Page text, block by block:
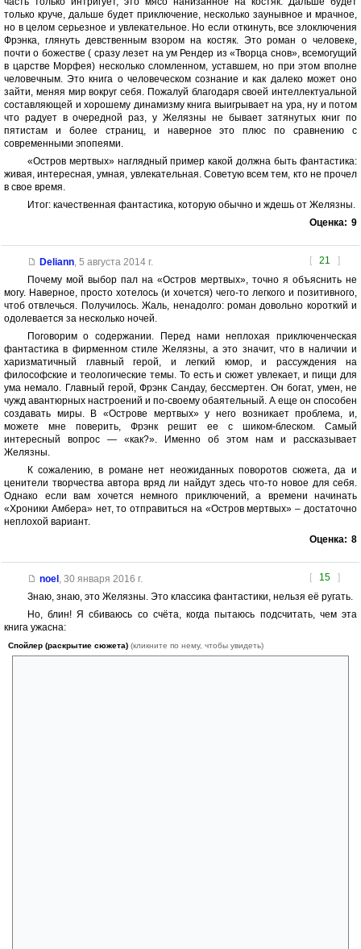
только круче, дальше будет приключение, несколько заунывное и мрачное,
но в целом серьезное и увлекательное. Но если откинуть, все злоключения
Фрэнка, глянуть девственным взором на костяк. Это роман о человеке,
почти о божестве ( сразу лезет на ум Рендер из «Творца снов», всемогущий
в царстве Морфея) несколько сломленном, уставшем, но при этом вполне
человечным. Это книга о человеческом сознание и как далеко может оно
зайти, меняя мир вокруг себя. Пожалуй благодаря своей интеллектуальной
составляющей и хорошему динамизму книга выигрывает на ура, ну и потом
что радует в очередной раз, у Желязны не бывает затянутых книг по
пятистам и более страниц, и наверное это плюс по сравнению с
современными эпопеями.
«Остров мертвых» наглядный пример какой должна быть фантастика:
живая, интересная, умная, увлекательная. Советую всем тем, кто не прочел
в свое время.
Итог: качественная фантастика, которую обычно и ждешь от Желязны.
Оценка: 9
[ 21 ]
Deliann, 5 августа 2014 г.
Почему мой выбор пал на «Остров мертвых», точно я объяснить не
могу. Наверное, просто хотелось (и хочется) чего-то легкого и позитивного,
чтоб отвлечься. Получилось. Жаль, ненадолго: роман довольно короткий и
одолевается за несколько ночей.
Поговорим о содержании. Перед нами неплохая приключенческая
фантастика в фирменном стиле Желязны, а это значит, что в наличии и
харизматичный главный герой, и легкий юмор, и рассуждения на
философские и теологические темы. То есть и сюжет увлекает, и пищи для
ума немало. Главный герой, Фрэнк Сандау, бессмертен. Он богат, умен, не
чужд авантюрных настроений и по-своему обаятельный. А еще он способен
создавать миры. В «Острове мертвых» у него возникает проблема, и,
можете мне поверить, Фрэнк решит ее с шиком-блеском. Самый
интересный вопрос — «как?». Именно об этом нам и рассказывает
Желязны.
К сожалению, в романе нет неожиданных поворотов сюжета, да и
ценители творчества автора вряд ли найдут здесь что-то новое для себя.
Однако если вам хочется немного приключений, а времени начинать
«Хроники Амбера» нет, то отправиться на «Остров мертвых» – достаточно
неплохой вариант.
Оценка: 8
[ 15 ]
noel , 30 января 2016 г.
Знаю, знаю, это Желязны. Это классика фантастики, нельзя её ругать.
Но, блин! Я сбиваюсь со счёта, когда пытаюсь подсчитать, чем эта
книга ужасна:
Спойлер (раскрытие сюжета) (кликните по нему, чтобы увидеть)